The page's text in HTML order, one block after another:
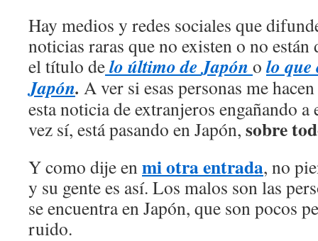
Hay medios y redes sociales que
noticias raras que no existen o no están
el título delo último deJapón o lo que
Japón. A ver si esas personas me
esta noticia de extranjeros engañando a
vez sí, está pasando en Japón, sobre
Y como dije enmi otra entrada, no
y su gente es así. Los malos son las
se encuentra en Japón, que son pocos
ruido.